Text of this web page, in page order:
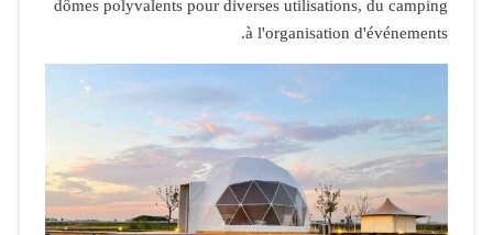
dômes